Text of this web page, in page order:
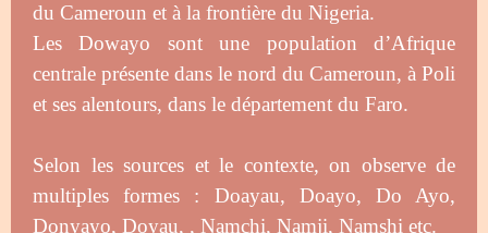
du Cameroun et à la frontière du Nigeria.
Les Dowayo sont une population d’Afrique
centrale présente dans le nord du Cameroun, à Poli
et ses alentours, dans le département du Faro.
Selon les sources et le contexte, on observe de
multiples formes : Doayau, Doayo, Do Ayo,
Donyayo, Doyau, , Namchi, Namji, Namshi etc.